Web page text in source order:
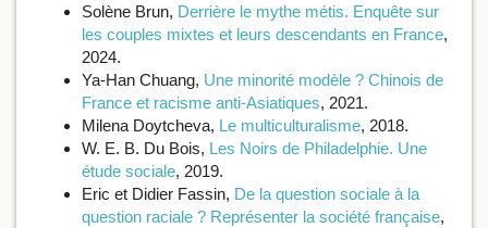
Solène Brun, Derrière le mythe métis. Enquête sur
les couples mixtes et leurs descendants en France,
2024.
Ya-Han Chuang, Une minorité modèle ? Chinois de
France et racisme anti-Asiatiques, 2021.
Milena Doytcheva, Le multiculturalisme, 2018.
W. E. B. Du Bois, Les Noirs de Philadelphie. Une
étude sociale, 2019.
Eric et Didier Fassin, De la question sociale à la
question raciale ? Représenter la société française,